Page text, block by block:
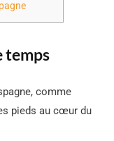
temps
comme
pieds au cœur du